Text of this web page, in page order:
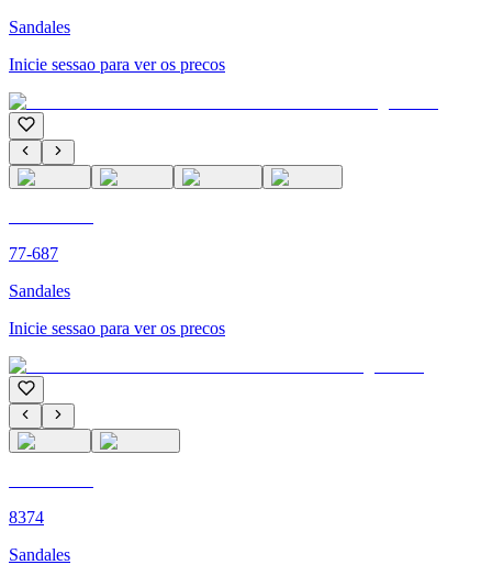
Sandales
Inicie sessao para ver os precos
77-687
Sandales
Inicie sessao para ver os precos
8374
Sandales